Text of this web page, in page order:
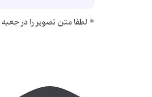
*لطفا متن تصویر را در